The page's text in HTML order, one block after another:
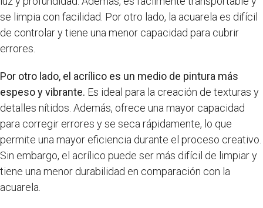
se limpia con facilidad. Por otro lado, la acuarela es difícil
de controlar y tiene una menor capacidad para cubrir
errores.
Por otro lado, el acrílico es un medio de pintura más
espeso y vibrante. Es ideal para la creación de texturas y
detalles nítidos. Además, ofrece una mayor capacidad
para corregir errores y se seca rápidamente, lo que
permite una mayor eficiencia durante el proceso creativo.
Sin embargo, el acrílico puede ser más difícil de limpiar y
tiene una menor durabilidad en comparación con la
acuarela.